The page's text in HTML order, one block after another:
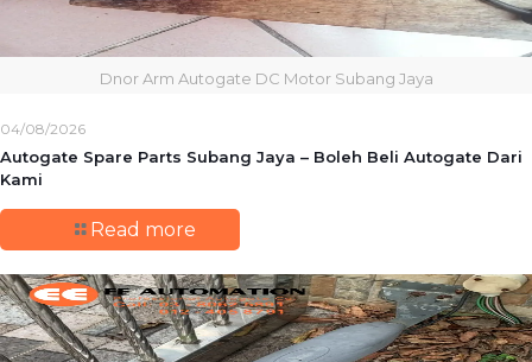
Dnor Arm Autogate DC Motor Subang Jaya
04/08/2026
Autogate Spare Parts Subang Jaya – Boleh Beli Autogate Dari
Kami
Read more